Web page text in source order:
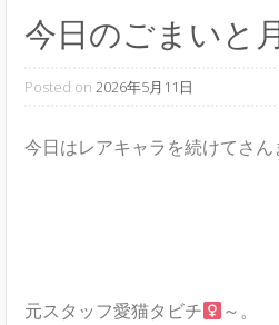
今日のごまいと
Posted on 2026年5月11日
今日はレアキャラを続けてさん
元スタッフ愛猫タビチ ～。